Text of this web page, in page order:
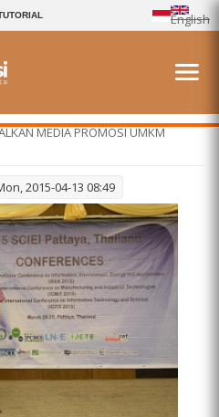
English
MEDIA PROMOSI UMKM
2015-04-13 08:49